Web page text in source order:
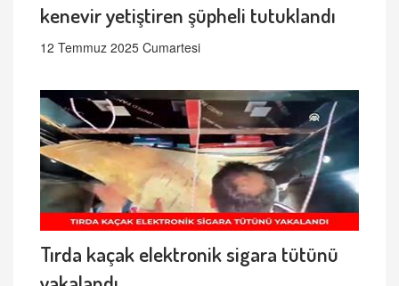
kenevir yetiştiren şüpheli tutuklandı
12 Temmuz 2025 Cumartesi
Tırda kaçak elektronik sigara tütünü